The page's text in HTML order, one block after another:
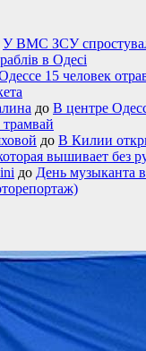
У ВМС ЗСУ
в Одесі
15 человек
до В центре
до В Килии
вышивает без
до День музыканта